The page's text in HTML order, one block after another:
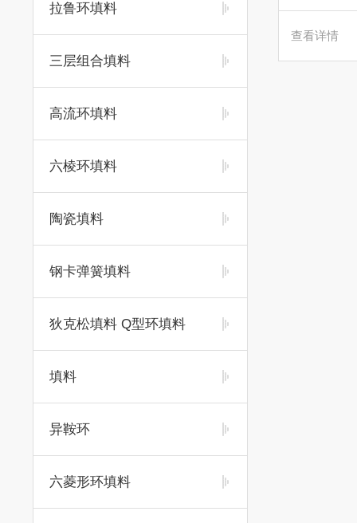
拉鲁环填料
三层组合填料
高流环填料
六棱环填料
陶瓷填料
钢卡弹簧填料
狄克松填料 Q型环填料
填料
异鞍环
六菱形环填料
查看详情